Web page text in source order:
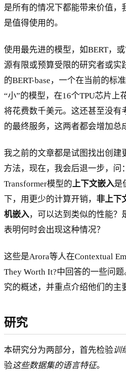
是所有的情况下都能带来价值，
是值得使用的。
使用最先进的模型，如BERT，
源有限或预算受限的研究者或实
的BERT-base，一个在当前的标
“小”的模型，在16个TPU芯片上
将花费数千美元。这还甚至没有
的最终服务，这两者都会增加总
我之前的文章都是试图找出创建
方法，现在，我会后退一步，问
Transformer模型的上下文嵌入是
下，用更少的计算开销， 非上下
机嵌入，可以达到类似的性能？
表明何时会出现这种情况？
这些是Arora等人在Contextual
They Worth It?中回答的一些问
究的概述，并重点介绍他们的主
研究
本研究分为两部分，首先检验训
验这些数据集的语言特征。